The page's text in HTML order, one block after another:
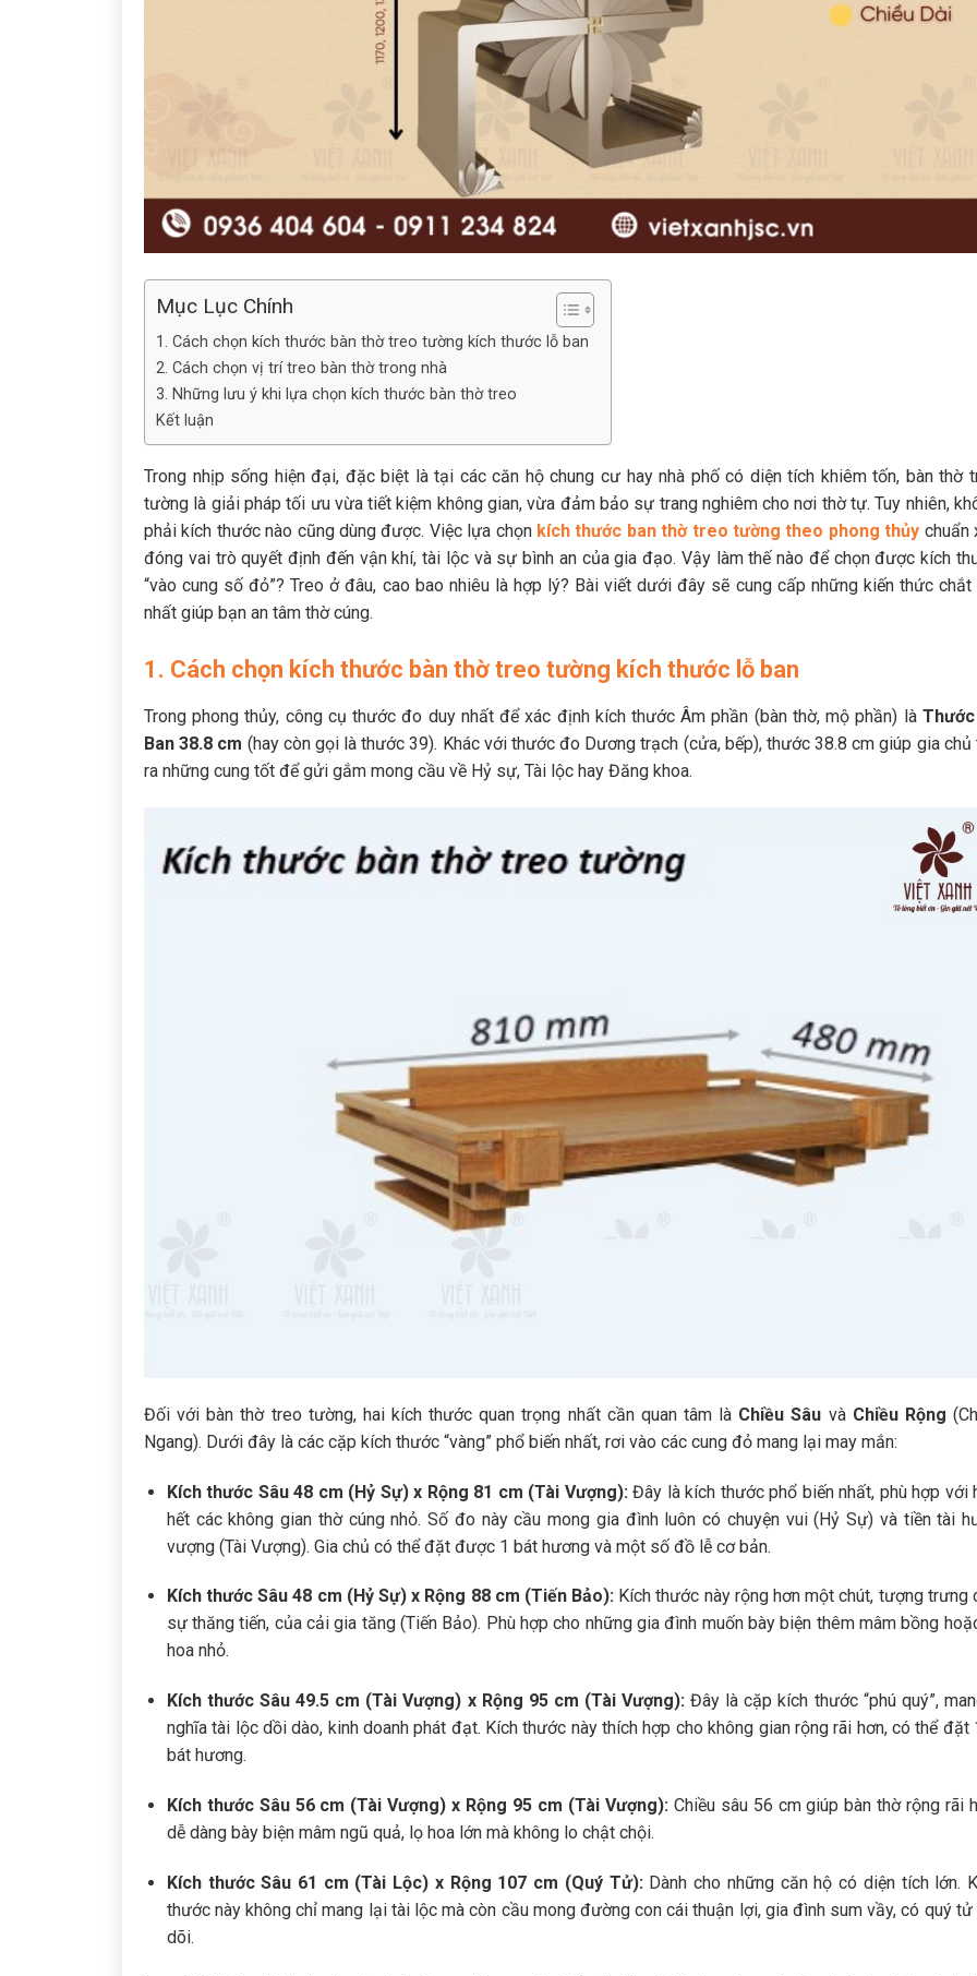
Mục Lục Chính
1. Cách chọn kích thước bàn thờ treo tường kích thước lỗ ban
2. Cách chọn vị trí treo bàn thờ trong nhà
3. Những lưu ý khi lựa chọn kích thước bàn thờ treo
Kết luận
Trong nhịp sống hiện đại, đặc biệt là tại các căn hộ chung cư hay nhà phố có diện tích khiêm tốn, bàn thờ
tường là giải pháp tối ưu vừa tiết kiệm không gian, vừa đảm bảo sự trang nghiêm cho nơi thờ tự. Tuy nhiên,
phải kích thước nào cũng dùng được. Việc lựa chọn kích thước ban thờ treo tường theo phong thủy chuẩn
đóng vai trò quyết định đến vận khí, tài lộc và sự bình an của gia đạo. Vậy làm thế nào để chọn được kích
“vào cung số đỏ”? Treo ở đâu, cao bao nhiêu là hợp lý? Bài viết dưới đây sẽ cung cấp những kiến thức chắt
nhất giúp bạn an tâm thờ cúng.
1. Cách chọn kích thước bàn thờ treo tường kích thước lỗ ban
Trong phong thủy, công cụ thước đo duy nhất để xác định kích thước Âm phần (bàn thờ, mộ phần) là
Ban 38.8 cm (hay còn gọi là thước 39). Khác với thước đo Dương trạch (cửa, bếp), thước 38.8 cm giúp gia chủ
ra những cung tốt để gửi gắm mong cầu về Hỷ sự, Tài lộc hay Đăng khoa.
Đối với bàn thờ treo tường, hai kích thước quan trọng nhất cần quan tâm là Chiều Sâu và Chiều Rộng
Ngang). Dưới đây là các cặp kích thước “vàng” phổ biến nhất, rơi vào các cung đỏ mang lại may mắn:
Kích thước Sâu 48 cm (Hỷ Sự) x Rộng 81 cm (Tài Vượng): Đây là kích thước phổ biến nhất, phù hợp với
hết các không gian thờ cúng nhỏ. Số đo này cầu mong gia đình luôn có chuyện vui (Hỷ Sự) và tiền tài
vượng (Tài Vượng). Gia chủ có thể đặt được 1 bát hương và một số đồ lễ cơ bản.
Kích thước Sâu 48 cm (Hỷ Sự) x Rộng 88 cm (Tiến Bảo): Kích thước này rộng hơn một chút, tượng trưng
sự thăng tiến, của cải gia tăng (Tiến Bảo). Phù hợp cho những gia đình muốn bày biện thêm mâm bồng
hoa nhỏ.
Kích thước Sâu 49.5 cm (Tài Vượng) x Rộng 95 cm (Tài Vượng): Đây là cặp kích thước “phú quý”,
nghĩa tài lộc dồi dào, kinh doanh phát đạt. Kích thước này thích hợp cho không gian rộng rãi hơn, có thể đặt
bát hương.
Kích thước Sâu 56 cm (Tài Vượng) x Rộng 95 cm (Tài Vượng):Chiều sâu 56 cm giúp bàn thờ rộng rãi
dễ dàng bày biện mâm ngũ quả, lọ hoa lớn mà không lo chật chội.
Kích thước Sâu 61 cm (Tài Lộc) x Rộng 107 cm (Quý Tử): Dành cho những căn hộ có diện tích lớn.
thước này không chỉ mang lại tài lộc mà còn cầu mong đường con cái thuận lợi, gia đình sum vầy, có quý tử
dõi.